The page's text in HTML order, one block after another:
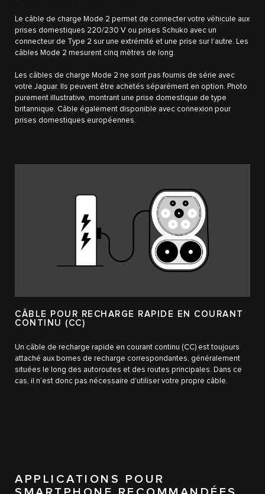
Le câble de charge Mode 2 permet de connecter votre véhicule aux
prises domestiques 220/230 V ou prises Schuko avec un
connecteur de Type 2 sur une extrémité et une prise sur l’autre. Les
câbles Mode 2 mesurent cinq mètres de long.
Les câbles de charge Mode 2 ne sont pas fournis de série avec
votre Jaguar. Ils peuvent être achetés séparément en option. Photo
purement illustrative, montrant une prise domestique de type
britannique. Câble également disponible avec connexion pour
prises domestiques européennes.
CÂBLE POUR RECHARGE RAPIDE EN COURANT
CONTINU (CC)
Un câble de recharge rapide en courant continu (CC) est toujours
attaché aux bornes de recharge correspondantes, généralement
situées le long des autoroutes et des routes principales. Dans ce
cas, il n’est donc pas nécessaire d’utiliser votre propre câble.
APPLICATIONS POUR